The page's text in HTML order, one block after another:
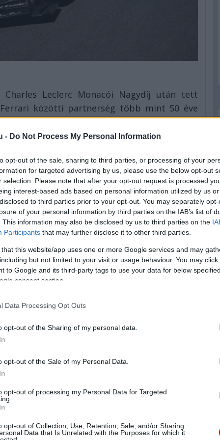
- Do Not Process My Personal Information
opt-out of the sale, sharing to third parties, or processing of your
for targeted advertising by us, please use the below opt-out
selection. Please note that after your opt-out request is processed
interest-based ads based on personal information utilized by us
to third parties prior to your opt-out. You may separately
of your personal information by third parties on the IAB’s list of
This information may also be disclosed by us to third parties on the
Participants that may further disclose it to other third parties.
that this website/app uses one or more Google services and may
but not limited to your visit or usage behaviour. You may
to Google and its third-party tags to use your data for below
consent section.
Data Processing Opt Outs
opt-out of the Sharing of my personal data.
opt-out of the Sale of my Personal Data.
opt-out of processing my Personal Data for Targeted
opt-out of Collection, Use, Retention, Sale, and/or Sharing
Data that Is Unrelated with the Purposes for which it
Leclerc Monacói Nagydíj után tett
közötti partnerség több mint 50 éve
márkákra is, beleértve az AP Racing
megerősítve a hosszú távú együttműködés
a Formula.hu-hoz is eljuttatott
Charles Leclerc által tapasztalt problémák
műszaki következtetéseket vonjunk le,
volna. Ilyen esetekben a baleset
adatokat a csapat mérnökeivel együtt
és a féktechnológiáival a rajtrács minden
a Formula-1-es csapatok továbbra is a
azok megbízhatóságát, innovativitását
továbbra is befektet az innovációba, a
miközben folytatja együttműködését a
1-es csapattal.”
Lewis Hamilton is megelőzte őt (aki
az alábbi gombokkal: